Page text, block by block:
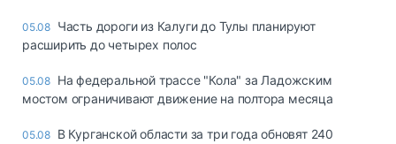
05.08 Часть дороги из Калуги до Тулы планируют
расширить до четырех полос
05.08 На федеральной трассе "Кола" за Ладожским
мостом ограничивают движение на полтора месяца
05.08 В Курганской области за три года обновят 240